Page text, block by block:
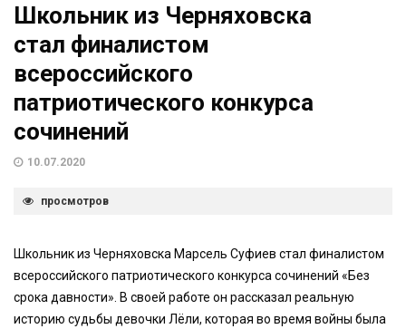
Школьник из Черняховска
стал финалистом
всероссийского
патриотического конкурса
сочинений
10.07.2020
просмотров
Школьник из Черняховска Марсель Суфиев стал финалистом
всероссийского патриотического конкурса сочинений «Без
срока давности». В своей работе он рассказал реальную
историю судьбы девочки Лёли, которая во время войны была